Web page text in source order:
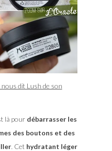
nous dit Lush de son
là pour débarrasser les
des boutons et des
. Cet hydratant léger